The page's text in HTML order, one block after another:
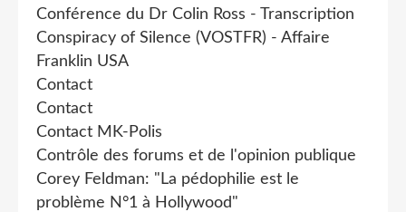
Conférence du Dr Colin Ross - Transcription
Conspiracy of Silence (VOSTFR) - Affaire
Franklin USA
Contact
Contact
Contact MK-Polis
Contrôle des forums et de l'opinion publique
Corey Feldman: "La pédophilie est le
problème N°1 à Hollywood"